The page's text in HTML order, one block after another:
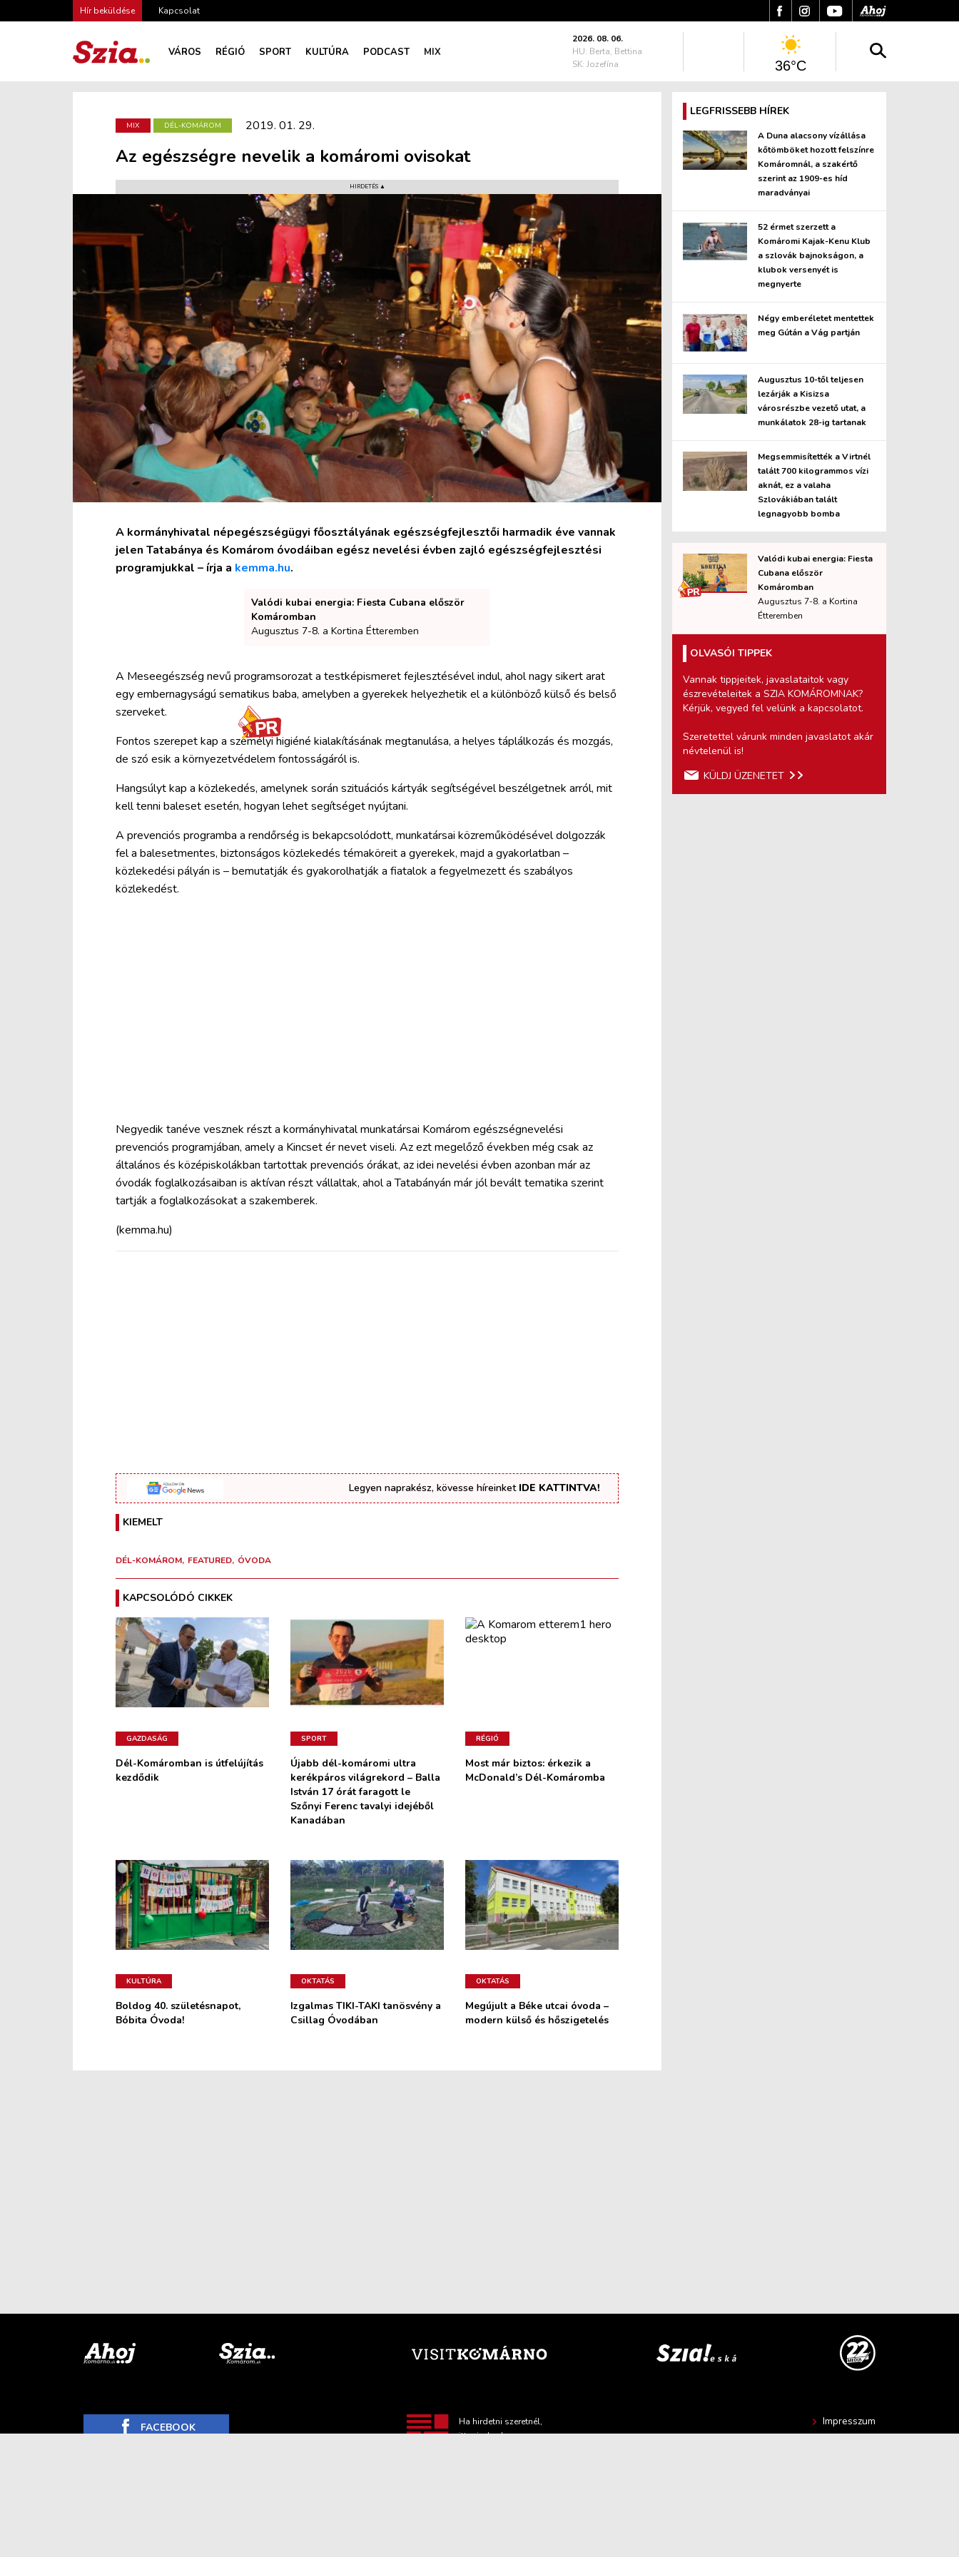
Hír beküldése Kapcsolat
VÁROS RÉGIÓ SPORT KULTÚRA PODCAST MIX
2026. 08. 06.
HU: Berta, Bettina
SK: Jozefína
36°C
MIX DÉL-KOMÁROM 2019. 01. 29.
Az egészségre nevelik a komáromi ovisokat
HIRDETÉS ▲
A kormányhivatal népegészségügyi főosztályának egészségfejlesztői harmadik éve vannak
jelen Tatabánya és Komárom óvodáiban egész nevelési évben zajló egészségfejlesztési
programjukkal – írja a kemma.hu.
Valódi kubai energia: Fiesta Cubana először
Komáromban
Augusztus 7-8. a Kortina Étteremben
A Meseegészség nevű programsorozat a testképismeret fejlesztésével indul, ahol nagy sikert arat
egy embernagyságú sematikus baba, amelyben a gyerekek helyezhetik el a különböző külső és belső
szerveket.
Fontos szerepet kap a személyi higiéné kialakításának megtanulása, a helyes táplálkozás és mozgás,
de szó esik a környezetvédelem fontosságáról is.
Hangsúlyt kap a közlekedés, amelynek során szituációs kártyák segítségével beszélgetnek arról, mit
kell tenni baleset esetén, hogyan lehet segítséget nyújtani.
A prevenciós programba a rendőrség is bekapcsolódott, munkatársai közreműködésével dolgozzák
fel a balesetmentes, biztonságos közlekedés témaköreit a gyerekek, majd a gyakorlatban –
közlekedési pályán is – bemutatják és gyakorolhatják a fiatalok a fegyelmezett és szabályos
közlekedést.
Negyedik tanéve vesznek részt a kormányhivatal munkatársai Komárom egészségnevelési
prevenciós programjában, amely a Kincset ér nevet viseli. Az ezt megelőző években még csak az
általános és középiskolákban tartottak prevenciós órákat, az idei nevelési évben azonban már az
óvodák foglalkozásaiban is aktívan részt vállaltak, ahol a Tatabányán már jól bevált tematika szerint
tartják a foglalkozásokat a szakemberek.
(kemma.hu)
Legyen naprakész, kövesse híreinket IDE KATTINTVA!
KIEMELT
DÉL-KOMÁROM FEATURED ÓVODA
KAPCSOLÓDÓ CIKKEK
GAZDASÁG
Dél-Komáromban is útfelújítás
kezdődik
SPORT
Újabb dél-komáromi ultra
kerékpáros világrekord – Balla
István 17 órát faragott le
Szőnyi Ferenc tavalyi idejéből
Kanadában
RÉGIÓ
Most már biztos: érkezik a
McDonald’s Dél-Komáromba
KULTÚRA
Boldog 40. születésnapot,
Bóbita Óvoda!
OKTATÁS
Izgalmas TIKI-TAKI tanösvény a
Csillag Óvodában
OKTATÁS
Megújult a Béke utcai óvoda –
modern külső és hőszigetelés
LEGFRISSEBB HÍREK
A Duna alacsony vízállása
kőtömböket hozott felszínre
Komáromnál, a szakértő
szerint az 1909-es híd
maradványai
52 érmet szerzett a
Komáromi Kajak-Kenu Klub
a szlovák bajnokságon, a
klubok versenyét is
megnyerte
Négy emberéletet mentettek
meg Gútán a Vág partján
Augusztus 10-től teljesen
lezárják a Kisizsa
városrészbe vezető utat, a
munkálatok 28-ig tartanak
Megsemmisítették a Virtnél
talált 700 kilogrammos vízi
aknát, ez a valaha
Szlovákiában talált
legnagyobb bomba
Valódi kubai energia: Fiesta
Cubana először
Komáromban
Augusztus 7-8. a Kortina
Étteremben
OLVASÓI TIPPEK
Vannak tippjeitek, javaslataitok vagy
észrevételeitek a SZIA KOMÁROMNAK?
Kérjük, vegyed fel velünk a kapcsolatot.
Szeretettel várunk minden javaslatot akár
névtelenül is!
KÜLDJ ÜZENETET
FACEBOOK
Ha hirdetni szeretnél,
itt minden hasznos
Impresszum